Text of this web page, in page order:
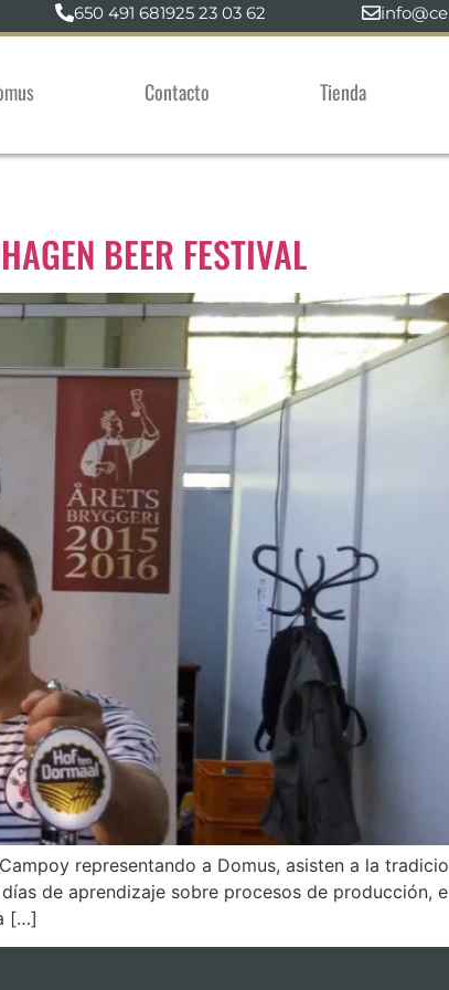
650 491 681925 23 03 62
Contacto Tienda
BEER FESTIVAL
representando a Domus, asisten a la
de aprendizaje sobre procesos de producción,
[…]